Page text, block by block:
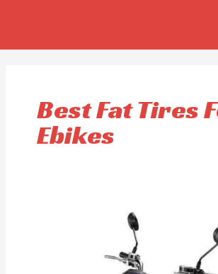
Best Fat Tires
Ebikes